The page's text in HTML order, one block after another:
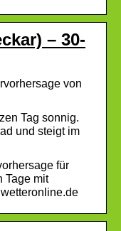
– 30-
von
Tag sonnig.
und steigt im
für
Tage mit